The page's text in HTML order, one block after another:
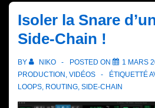
Isoler la Snare
Side-Chain !
BY NIKO POSTED ON 1 MARS
PRODUCTION , VIDÉOS ÉTIQUETTÉ
LOOPS, ROUTING, SIDE-CHAIN